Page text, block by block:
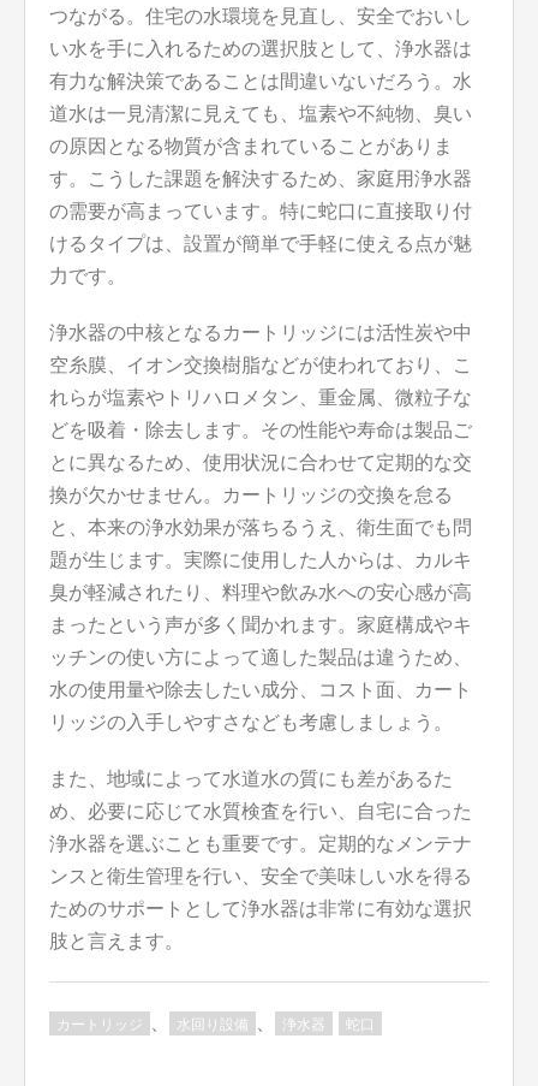
つながる。住宅の水環境を見直し、安全でおいし
い水を手に入れるための選択肢として、浄水器は
有力な解決策であることは間違いないだろう。水
道水は一見清潔に見えても、塩素や不純物、臭い
の原因となる物質が含まれていることがありま
す。こうした課題を解決するため、家庭用浄水器
の需要が高まっています。特に蛇口に直接取り付
けるタイプは、設置が簡単で手軽に使える点が魅
力です。
浄水器の中核となるカートリッジには活性炭や中
空糸膜、イオン交換樹脂などが使われており、こ
れらが塩素やトリハロメタン、重金属、微粒子な
どを吸着・除去します。その性能や寿命は製品ご
とに異なるため、使用状況に合わせて定期的な交
換が欠かせません。カートリッジの交換を怠る
と、本来の浄水効果が落ちるうえ、衛生面でも問
題が生じます。実際に使用した人からは、カルキ
臭が軽減されたり、料理や飲み水への安心感が高
まったという声が多く聞かれます。家庭構成やキ
ッチンの使い方によって適した製品は違うため、
水の使用量や除去したい成分、コスト面、カート
リッジの入手しやすさなども考慮しましょう。
また、地域によって水道水の質にも差があるた
め、必要に応じて水質検査を行い、自宅に合った
浄水器を選ぶことも重要です。定期的なメンテナ
ンスと衛生管理を行い、安全で美味しい水を得る
ためのサポートとして浄水器は非常に有効な選択
肢と言えます。
カートリッジ 水回り設備 浄水器 蛇口